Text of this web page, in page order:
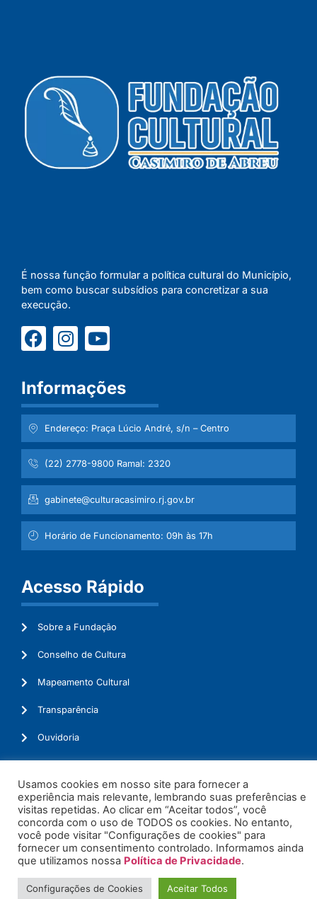
É nossa função formular a política cultural do Município,
bem como buscar subsídios para concretizar a sua
execução.
Informações
Endereço: Praça Lúcio André, s/n – Centro
(22) 2778-9800 Ramal: 2320
gabinete@culturacasimiro.rj.gov.br
Horário de Funcionamento: 09h às 17h
Acesso Rápido
Sobre a Fundação
Conselho de Cultura
Mapeamento Cultural
Transparência
Ouvidoria
© 2026. Todos os Direitos Reservados.
Usamos cookies em nosso site para fornecer a
experiência mais relevante, lembrando suas preferências e
visitas repetidas. Ao clicar em “Aceitar todos”, você
concorda com o uso de TODOS os cookies. No entanto,
você pode visitar "Configurações de cookies" para
fornecer um consentimento controlado. Informamos ainda
que utilizamos nossa Política de Privacidade.
Configurações de Cookies Aceitar Todos